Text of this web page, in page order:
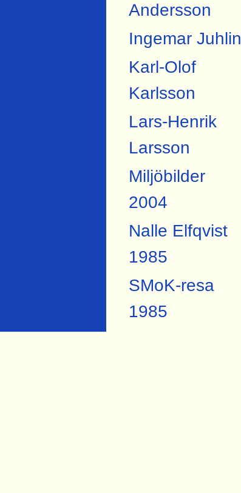
Andersson
Ingemar Juhlin
Karl-Olof
Karlsson
Lars-Henrik
Larsson
Miljöbilder
2004
Nalle Elfqvist
1985
SMoK-resa
1985